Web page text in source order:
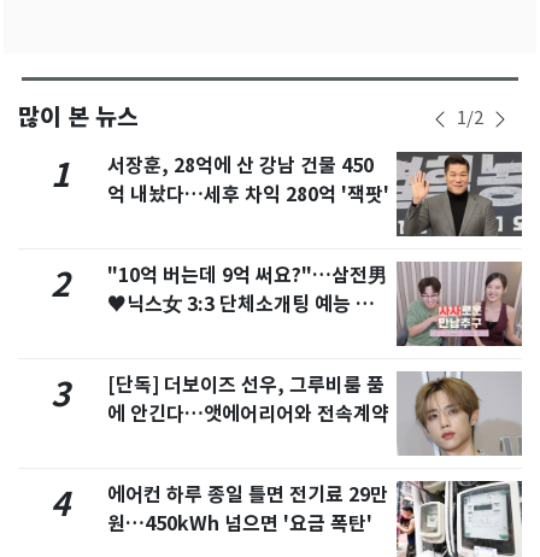
많이 본 뉴스 1/2
1
서장훈, 28억에 산 강남 건물 450
억 내놨다…세후 차익 280억 '잭팟'
2
"10억 버는데 9억 써요?"…삼전男
♥닉스女 3:3 단체소개팅 예능 화
3
[단독] 더보이즈 선우, 그루비룸 품
에 안긴다…앳에어리어와 전속계약
4
에어컨 하루 종일 틀면 전기료 29만
원…450kWh 넘으면 '요금 폭탄'